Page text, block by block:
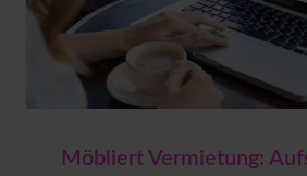
Möbliert Vermietung: